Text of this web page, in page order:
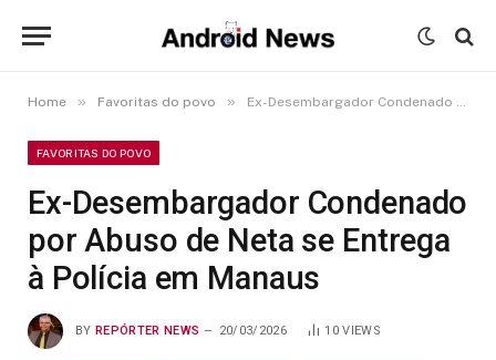
Home » Favoritas do povo » Ex-Desembargador Condenado por Abuso de Neta se Entrega à Polícia em Manaus
FAVORITAS DO POVO
Ex-Desembargador Condenado
por Abuso de Neta se Entrega
à Polícia em Manaus
BY REPÓRTER NEWS 20/03/2026 10VIEWS